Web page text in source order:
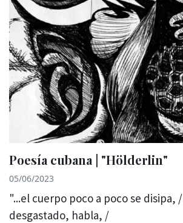
Poesía cubana | "Hölderlin"
05/06/2023
"...el cuerpo poco a poco se disipa, /
desgastado, habla, /